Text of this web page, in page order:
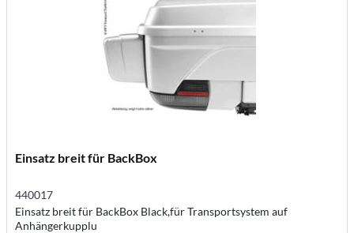
Einsatz breit für BackBox
440017
Einsatz breit für BackBox Black,für Transportsystem auf
Anhängerkupplu